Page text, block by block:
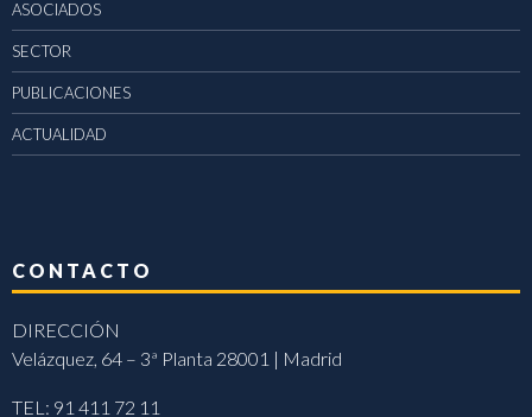
ASOCIADOS
SECTOR
PUBLICACIONES
ACTUALIDAD
CONTACTO
DIRECCIÓN
Velázquez, 64 – 3ª Planta 28001 | Madrid
TEL: 91 411 72 11